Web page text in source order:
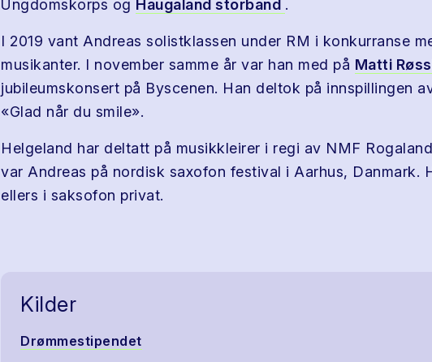
Ungdomskorps og Haugaland storband .
I 2019 vant Andreas solistklassen under RM i konkurranse
musikanter. I november samme år var han med på Matti
jubileumskonsert på Byscenen. Han deltok på innspillingen
«Glad når du smile».
Helgeland har deltatt på musikkleirer i regi av NMF
var Andreas på nordisk saxofon festival i Aarhus, Danmark.
ellers i saksofon privat.
Kilder
Drømmestipendet